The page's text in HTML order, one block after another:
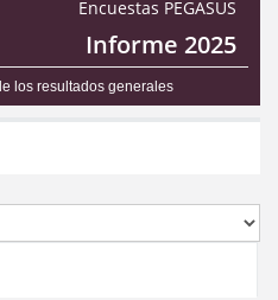
Encuestas PEGASUS
Informe 2025
los resultados generales